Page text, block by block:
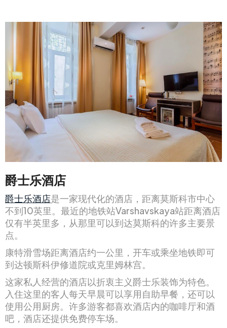
爵士乐酒店
爵士乐酒店是一家现代化的酒店，距离莫斯科市中心
不到10英里。最近的地铁站Varshavskaya站距离酒店
仅有半英里多，从那里可以到达莫斯科的许多主要景
点。
康特滑雪场距离酒店约一公里，开车或乘坐地铁即可
到达顿斯科伊修道院或克里姆林宫。
这家私人经营的酒店以折衷主义爵士乐装饰为特色。
入住这里的客人每天早晨可以享用自助早餐，还可以
使用公用厨房。许多游客都喜欢酒店内的咖啡厅和酒
吧，酒店还提供免费停车场。